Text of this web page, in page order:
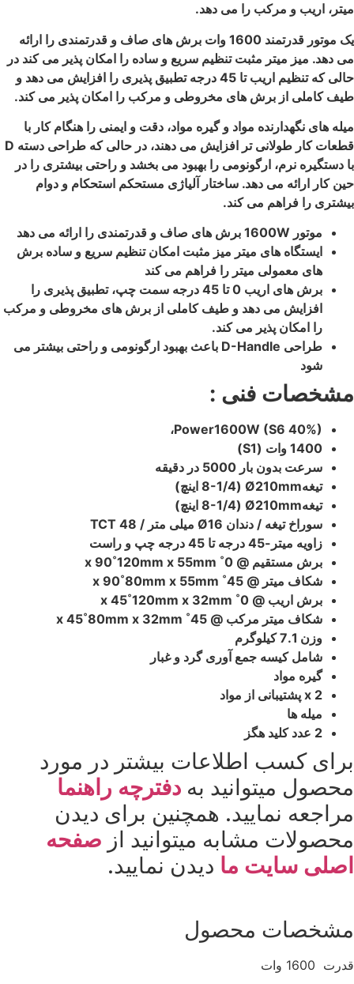
میتر، اریب و مرکب را می دهد.
یک موتور قدرتمند 1600 وات برش های صاف و قدرتمندی را ارائه
می دهد. میز میتر مثبت تنظیم سریع و ساده را امکان پذیر می کند در
حالی که تنظیم اریب تا 45 درجه تطبیق پذیری را افزایش می دهد و
طیف کاملی از برش های مخروطی و مرکب را امکان پذیر می کند.
میله های نگهدارنده مواد و گیره مواد، دقت و ایمنی را هنگام کار با
قطعات کار طولانی تر افزایش می دهند، در حالی که طراحی دسته D
با دستگیره نرم، ارگونومی را بهبود می بخشد و راحتی بیشتری را در
حین کار ارائه می دهد. ساختار آلیاژی مستحکم استحکام و دوام
بیشتری را فراهم می کند.
موتور 1600W برش های صاف و قدرتمندی را ارائه می دهد
ایستگاه های میتر میز مثبت امکان تنظیم سریع و ساده برش
های معمولی میتر را فراهم می کند
برش های اریب 0 تا 45 درجه سمت چپ، تطبیق پذیری را
افزایش می دهد و طیف کاملی از برش های مخروطی و مرکب
را امکان پذیر می کند.
طراحی D-Handle باعث بهبود ارگونومی و راحتی بیشتر می
شود
مشخصات فنی :
Power1600W (S6 40%)،
1400 وات (S1)
سرعت بدون بار 5000 در دقیقه
تیغهØ210mm (8-1/4 اینچ)
تیغهØ210mm (8-1/4 اینچ)
سوراخ تیغه / دندان Ø16 میلی متر / 48 TCT
زاویه میتر-45 درجه تا 45 درجه چپ و راست
برش مستقیم @ 0˚ x 90˚120mm x 55mm
شکاف میتر @ 45˚ x 90˚80mm x 55mm
برش اریب @ 0˚ x 45˚120mm x 32mm
شکاف میتر مرکب @ 45˚ x 45˚80mm x 32mm
وزن 7.1 کیلوگرم
شامل کیسه جمع آوری گرد و غبار
گیره مواد
2 x پشتیبانی از مواد
میله ها
2 عدد کلید هگز
برای کسب اطلاعات بیشتر در مورد
محصول میتوانید به دفترچه راهنما
مراجعه نمایید. همچنین برای دیدن
محصولات مشابه میتوانید از صفحه
اصلی سایت ما دیدن نمایید.
مشخصات محصول
قدرت 1600 وات